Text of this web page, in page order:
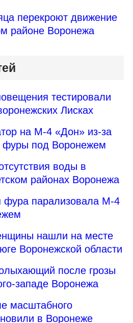
перекроют движение
районе Воронежа
тестировали
Лисках
на М-4 «Дон» из-за
фуры под Воронежем
воды в
районах Воронежа
фура парализовала М-4
нашли на месте
Воронежской области
после грозы
западе Воронежа
масштабного
в Воронеже